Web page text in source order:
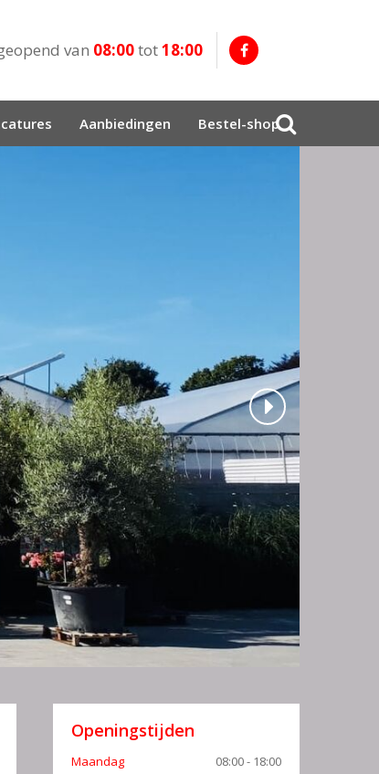
van 08:00tot18:00
Aanbiedingen Bestel-shop
Openingstijden
Maandag
08:00 - 18:00